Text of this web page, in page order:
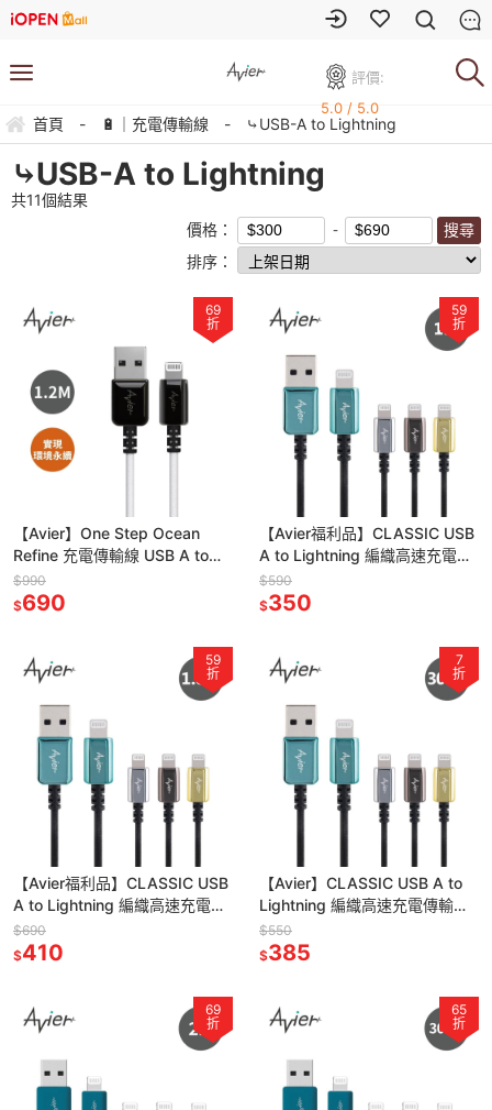
評價:
5.0 / 5.0
首頁 - 🔋｜充電傳輸線 - ⤷USB-A to Lightning
⤷USB-A to Lightning
共11個結果
價格：
排序：
69
折
【Avier】One Step Ocean
Refine 充電傳輸線 USB A to
Lightning 1.2M
$990
$690
59
折
【Avier福利品】CLASSIC USB
A to Lightning 編織高速充電傳
輸線 1M - 四色任選
$590
$350
59
折
【Avier福利品】CLASSIC USB
A to Lightning 編織高速充電傳
輸線 1.8M - 四色任選
$690
$410
7
折
【Avier】CLASSIC USB A to
Lightning 編織高速充電傳輸線
30CM - 四色任選
$550
$385
69
折
65
折